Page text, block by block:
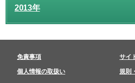
2013年
免責事項 サイ
個人情報の取扱い 規則